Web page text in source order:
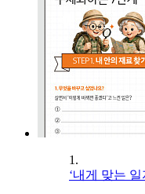
1.
‘내게 맞는